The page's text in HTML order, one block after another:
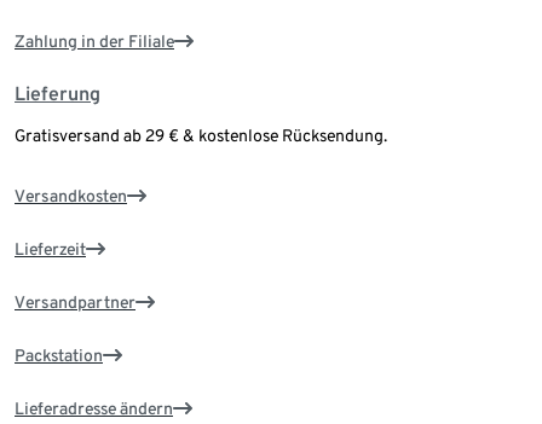
Zahlung in der Filiale
Lieferung
Gratisversand ab 29 € & kostenlose Rücksendung.
Versandkosten
Lieferzeit
Versandpartner
Packstation
Lieferadresse ändern